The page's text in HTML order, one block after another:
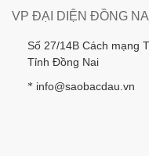
VP ĐẠI DIỆN ĐỒNG NAI
Số 27/14B Cách mạng
Tỉnh Đồng Nai
* info@saobacdau.vn